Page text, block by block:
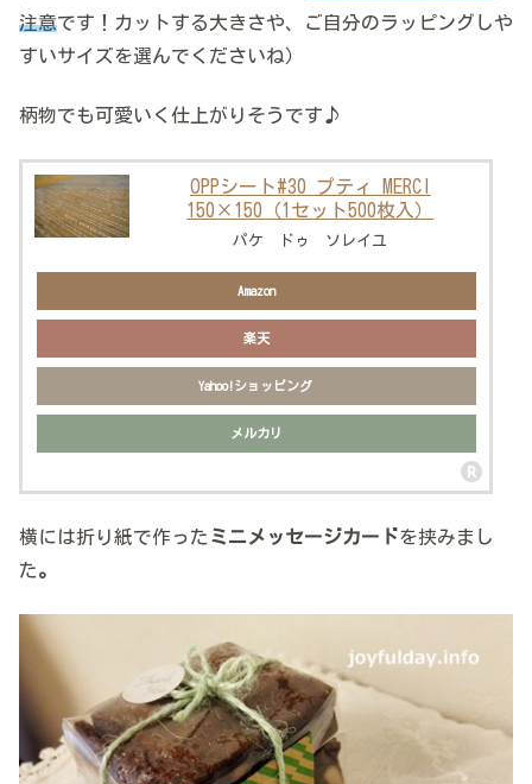
注意です！カットする大きさや、ご自分のラッピングしや
すいサイズを選んでくださいね）
柄物でも可愛いく仕上がりそうです♪
OPPシート#30 プティ MERCI
150×150（1セット500枚入）
パケ ドゥ ソレイユ
Amazon
楽天
Yahoo!ショッピング
メルカリ
横には折り紙で作った ミニメッセージカードを挟みまし
た。